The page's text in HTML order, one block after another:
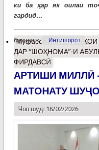
ки ба ҳар як оилаи
гардид...
барчасп: Интишорот
Муфассалтаро ҒОЯҲОИ
ДАР “ШОҲНОМА”-И
ФИРДАВСӢ
АРТИШИ МИЛЛӢ
МАТОНАТУ
Чоп шуд: 18/02/2026